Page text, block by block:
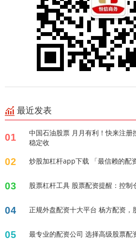
最近发表
01
中国石油股票 月月有利！快来注册
稳定收
02 炒股加杠杆app下载 「最信赖的配
03 股票杠杆工具 股票配资提醒：控制
04 正规外盘配资十大平台 杨方配资，
05 最专业的配资公司 选择高级股票配